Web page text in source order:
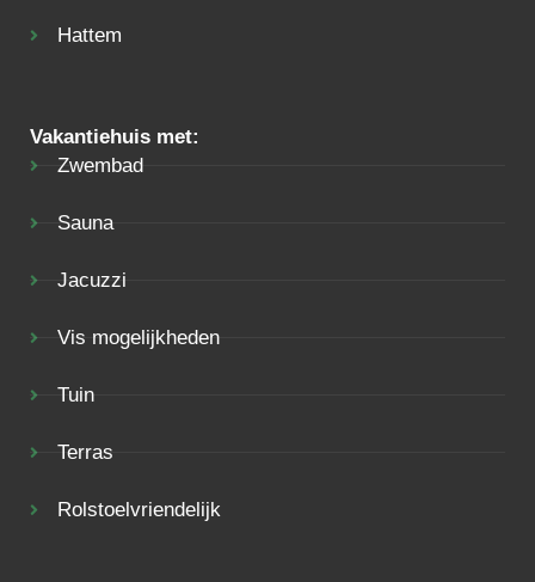
Hattem
Vakantiehuis met:
Zwembad
Sauna
Jacuzzi
Vis mogelijkheden
Tuin
Terras
Rolstoelvriendelijk